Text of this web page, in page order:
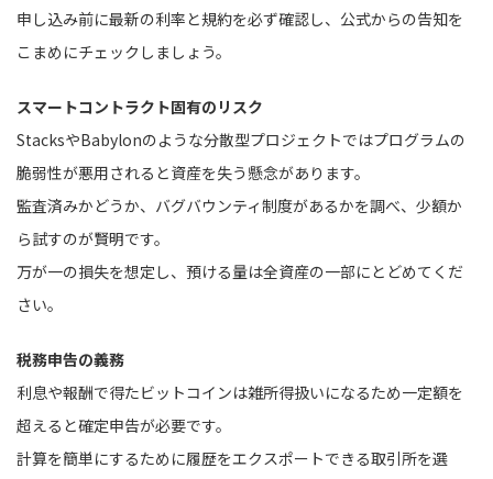
申し込み前に最新の利率と規約を必ず確認し、公式からの告知を
こまめにチェックしましょう。
スマートコントラクト固有のリスク
StacksやBabylonのような分散型プロジェクトではプログラムの
脆弱性が悪用されると資産を失う懸念があります。
監査済みかどうか、バグバウンティ制度があるかを調べ、少額か
ら試すのが賢明です。
万が一の損失を想定し、預ける量は全資産の一部にとどめてくだ
さい。
税務申告の義務
利息や報酬で得たビットコインは雑所得扱いになるため一定額を
超えると確定申告が必要です。
計算を簡単にするために履歴をエクスポートできる取引所を選